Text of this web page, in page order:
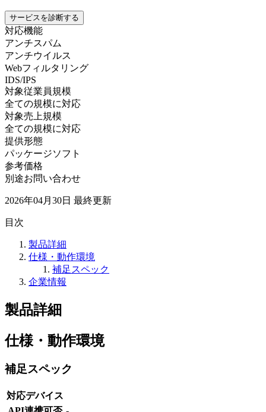
サービスを診断する
対応機能
アンチスパム
アンチウイルス
Webフィルタリング
IDS/IPS
対象従業員規模
全ての規模に対応
対象売上規模
全ての規模に対応
提供形態
パッケージソフト
参考価格
別途お問い合わせ
2026年04月30日 最終更新
目次
製品詳細
仕様・動作環境
補足スペック
企業情報
製品詳細
仕様・動作環境
補足スペック
対応デバイス